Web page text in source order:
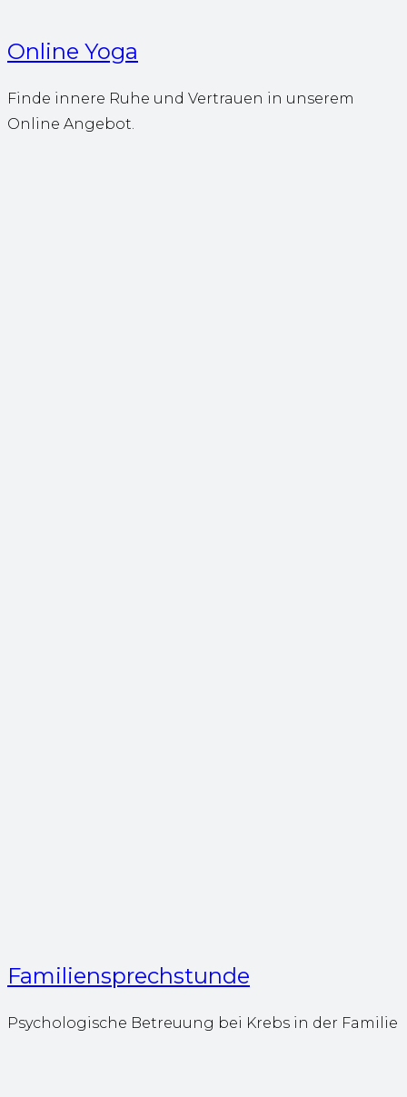
Online Yoga
Finde innere Ruhe und Vertrauen in unserem
Online Angebot.
Familiensprechstunde
Psychologische Betreuung bei Krebs in der Familie